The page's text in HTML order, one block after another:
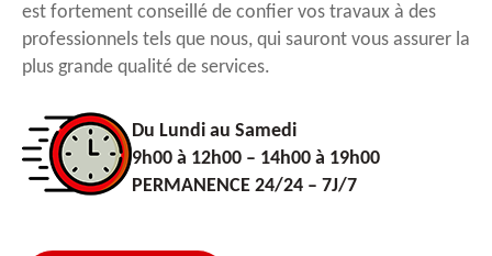
est fortement conseillé de confier vos travaux à des
professionnels tels que nous, qui sauront vous assurer la
plus grande qualité de services.
Du Lundi au Samedi
9h00 à 12h00 – 14h00 à 19h00
PERMANENCE 24/24 – 7J/7